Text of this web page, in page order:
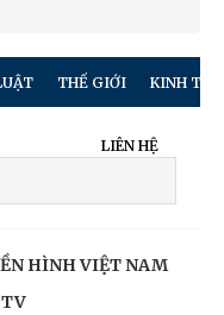
THẾ GIỚI KINH TẾ
LIÊN HỆ
HÌNH VIỆT NAM